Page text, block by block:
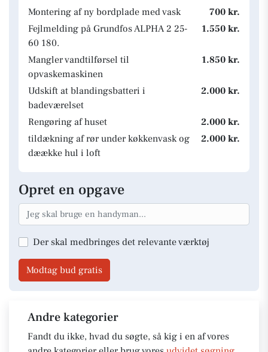
Montering af ny bordplade med vask
700 kr.
Fejlmelding på Grundfos ALPHA 2 25-
60 180.
1.550 kr.
Mangler vandtilførsel til
opvaskemaskinen
1.850 kr.
Udskift at blandingsbatteri i
badeværelset
2.000 kr.
Rengøring af huset
2.000 kr.
tildækning af rør under køkkenvask og
dæække hul i loft
2.000 kr.
Opret en opgave
Der skal medbringes det relevante værktøj
Modtag bud gratis
Andre kategorier
Fandt du ikke, hvad du søgte, så kig i en af vores